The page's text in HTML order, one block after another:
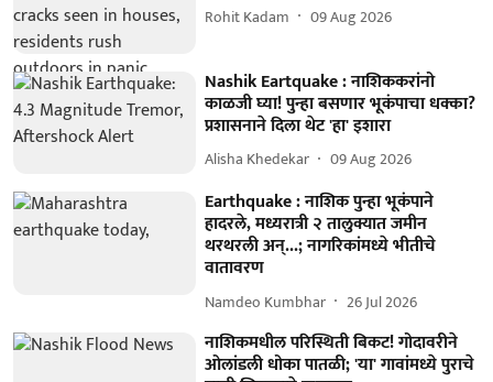
Rohit Kadam 09 Aug 2026
Nashik Eartquake : नाशिककरांनो
काळजी घ्या! पुन्हा बसणार भूकंपाचा धक्का?
प्रशासनाने दिला थेट 'हा' इशारा
Alisha Khedekar 09 Aug 2026
Earthquake : नाशिक पुन्हा भूकंपाने
हादरले, मध्यरात्री २ तालुक्यात जमीन
थरथरली अन्...; नागरिकांमध्ये भीतीचे
वातावरण
Namdeo Kumbhar 26 Jul 2026
नाशिकमधील परिस्थिती बिकट! गोदावरीने
ओलांडली धोका पातळी; 'या' गावांमध्ये पुराचे